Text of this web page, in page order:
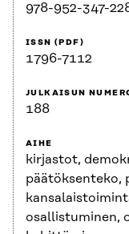
978-952-347-
ISSN (PDF)
1796-7112
JULKAISUN
188
AIHE
kirjastot,
päätöksenteko,
osallistuminen,